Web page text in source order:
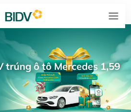
trúng ô tô Mercedes 1,59